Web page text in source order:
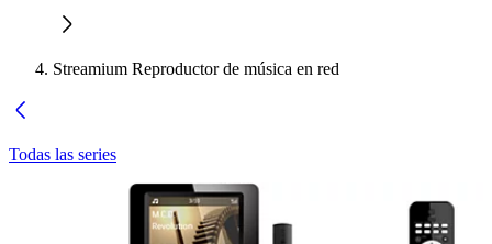
Streamium Reproductor de música en red
Todas las series